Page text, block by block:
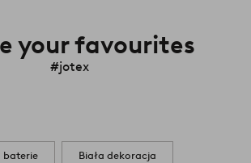
your favourites
#jotex
baterie Biała dekoracja